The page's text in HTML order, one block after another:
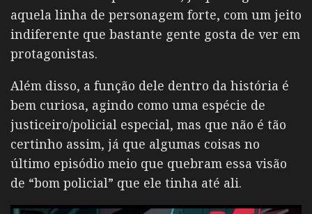
aquela linha de personagem forte, com um jeito
indiferente que bastante gente gosta de ver em
protagonistas.
Além disso, a função dele dentro da história é
bem curiosa, agindo como uma espécie de
justiceiro/policial especial, mas que não é tão
certinho assim, já que algumas coisas no
último episódio meio que quebram essa visão
de “bom policial” que ele tinha até ali.